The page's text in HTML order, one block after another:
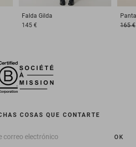
Falda Gilda
145 €
165 €
COSAS QUE CONTARTE
OK